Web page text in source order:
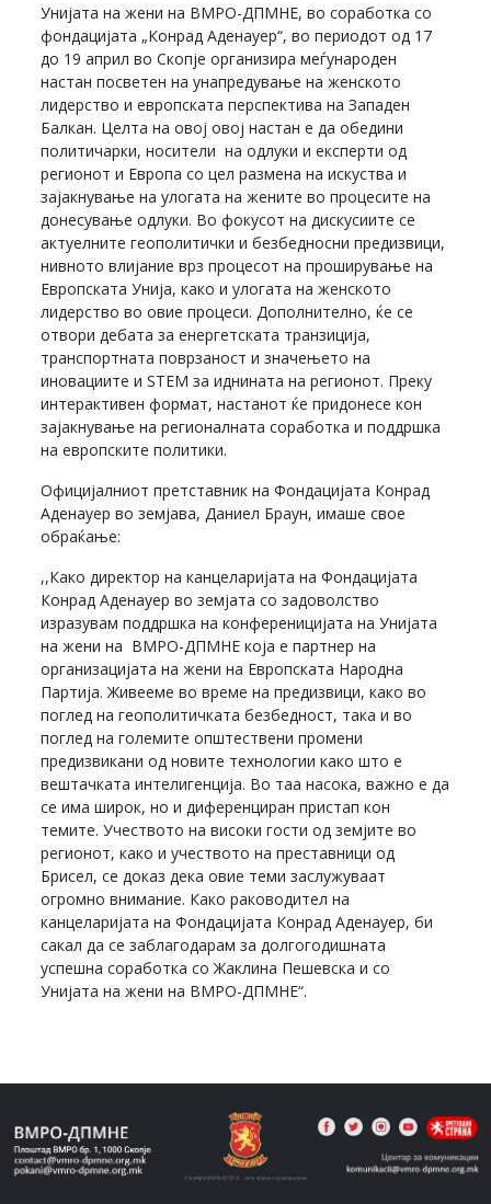
Унијата на жени на ВМРО-ДПМНЕ, во соработка со
фондацијата „Конрад Аденауер“, во периодот од 17
до 19 април во Скопје организира меѓународен
настан посветен на унапредување на женското
лидерство и европската перспектива на Западен
Балкан. Целта на овој овој настан е да обедини
политичарки, носители на одлуки и експерти од
регионот и Европа со цел размена на искуства и
зајакнување на улогата на жените во процесите на
донесување одлуки. Во фокусот на дискусиите се
актуелните геополитички и безбедносни предизвици,
нивното влијание врз процесот на проширување на
Европската Унија, како и улогата на женското
лидерство во овие процеси. Дополнително, ќе се
отвори дебата за енергетската транзиција,
транспортната поврзаност и значењето на
иновациите и STEM за иднината на регионот. Преку
интерактивен формат, настанот ќе придонесе кон
зајакнување на регионалната соработка и поддршка
на европските политики.
Официјалниот претставник на Фондацијата Конрад
Аденауер во земјава, Даниел Браун, имаше свое
обраќање:
,,Како директор на канцеларијата на Фондацијата
Конрад Аденауер во земјата со задоволство
изразувам поддршка на конференицијата на Унијата
на жени на ВМРО-ДПМНЕ која е партнер на
организацијата на жени на Европската Народна
Партија. Живееме во време на предизвици, како во
поглед на геополитичката безбедност, така и во
поглед на големите општествени промени
предизвикани од новите технологии како што е
вештачката интелигенција. Во таа насока, важно е да
се има широк, но и диференциран пристап кон
темите. Учеството на високи гости од земјите во
регионот, како и учеството на преставници од
Брисел, се доказ дека овие теми заслужуваат
огромно внимание. Како раководител на
канцеларијата на Фондацијата Конрад Аденауер, би
сакал да се заблагодарам за долгогодишната
успешна соработка со Жаклина Пешевска и со
Унијата на жени на ВМРО-ДПМНЕ“.